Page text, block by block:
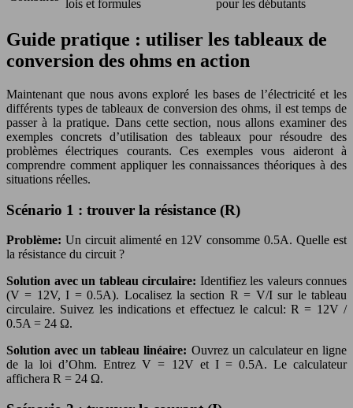
lois et formules pour les débutants
Guide pratique : utiliser les tableaux de
conversion des ohms en action
Maintenant que nous avons exploré les bases de l’électricité et les
différents types de tableaux de conversion des ohms, il est temps de
passer à la pratique. Dans cette section, nous allons examiner des
exemples concrets d’utilisation des tableaux pour résoudre des
problèmes électriques courants. Ces exemples vous aideront à
comprendre comment appliquer les connaissances théoriques à des
situations réelles.
Scénario 1 : trouver la résistance (R)
Problème: Un circuit alimenté en 12V consomme 0.5A. Quelle est
la résistance du circuit ?
Solution avec un tableau circulaire: Identifiez les valeurs connues
(V = 12V, I = 0.5A). Localisez la section R = V/I sur le tableau
circulaire. Suivez les indications et effectuez le calcul: R = 12V /
0.5A = 24 Ω.
Solution avec un tableau linéaire: Ouvrez un calculateur en ligne
de la loi d’Ohm. Entrez V = 12V et I = 0.5A. Le calculateur
affichera R = 24 Ω.